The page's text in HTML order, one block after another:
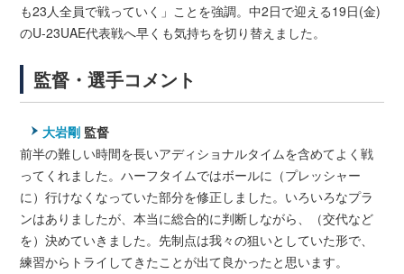
も23人全員で戦っていく」ことを強調。中2日で迎える19日(金)
のU-23UAE代表戦へ早くも気持ちを切り替えました。
監督・選手コメント
大岩剛 監督
前半の難しい時間を長いアディショナルタイムを含めてよく戦
ってくれました。ハーフタイムではボールに（プレッシャー
に）行けなくなっていた部分を修正しました。いろいろなプラ
ンはありましたが、本当に総合的に判断しながら、（交代など
を）決めていきました。先制点は我々の狙いとしていた形で、
練習からトライしてきたことが出て良かったと思います。